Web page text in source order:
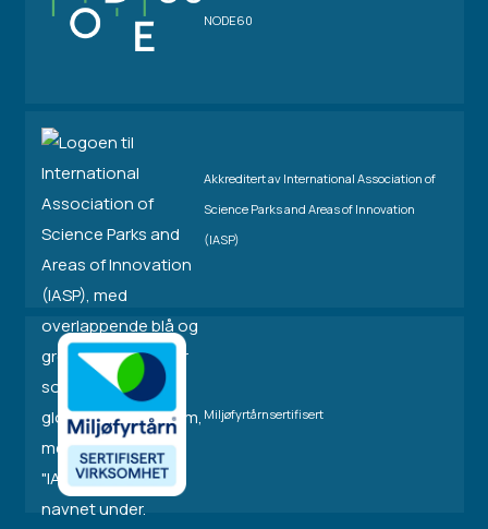
NODE60
Akkreditert av International Association of
Science Parks and Areas of Innovation
(IASP)
Miljøfyrtårnsertifisert